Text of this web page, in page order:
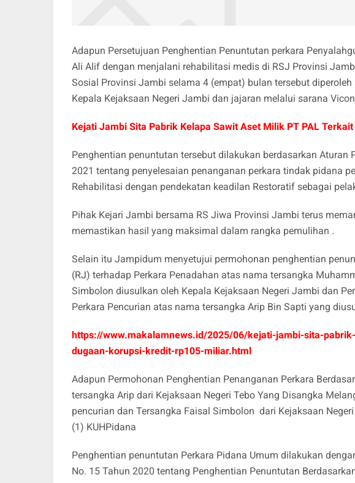
Adapun Persetujuan Penghentian Penuntutan perkara
Ali Alif dengan menjalani rehabilitasi medis di RSJ Provinsi
Sosial Provinsi Jambi selama 4 (empat) bulan tersebut
Kepala Kejaksaan Negeri Jambi dan jajaran melalui sarana
Kejati Jambi Sita Pabrik Kelapa Sawit Aset Milik PT PAL
Penghentian penuntutan tersebut dilakukan berdasarkan Aturan
2021 tentang penyelesaian penanganan perkara tindak pidana
Rehabilitasi dengan pendekatan keadilan Restoratif sebagai
Pihak Kejari Jambi bersama RS Jiwa Provinsi Jambi terus
memastikan hasil yang maksimal dalam rangka pemulihan .
Selain itu Jampidum menyetujui permohonan penghentian
(RJ) terhadap Perkara Penadahan atas nama tersangka
Simbolon diusulkan oleh Kepala Kejaksaan Negeri Jambi dan
Perkara Pencurian atas nama tersangka Arip Bin Sapti yang
https://www.makalamnews.id/2025/06/kejati-jambi-sita-
dugaan-korupsi-kredit-rp105-miliar.html
Adapun Permohonan Penghentian Penanganan Perkara
tersangka Arip dari Kejaksaan Negeri Tebo Yang Disangka
pencurian dan Tersangka Faisal Simbolon dari Kejaksaan
(1) KUHPidana
Penghentian penuntutan Perkara Pidana Umum dilakukan
No. 15 Tahun 2020 tentang Penghentian Penuntutan